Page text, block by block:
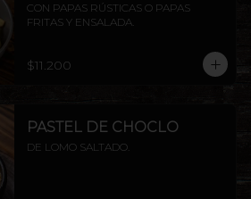
CON PAPAS RÚSTICAS O PAPAS
FRITAS Y ENSALADA.
$11.200
PASTEL DE CHOCLO
DE LOMO SALTADO.